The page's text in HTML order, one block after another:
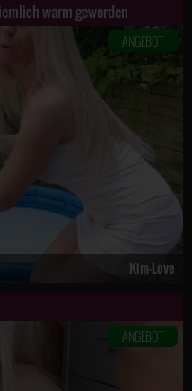
warm geworden
ANGEBOT
Kim-Love
ANGEBOT